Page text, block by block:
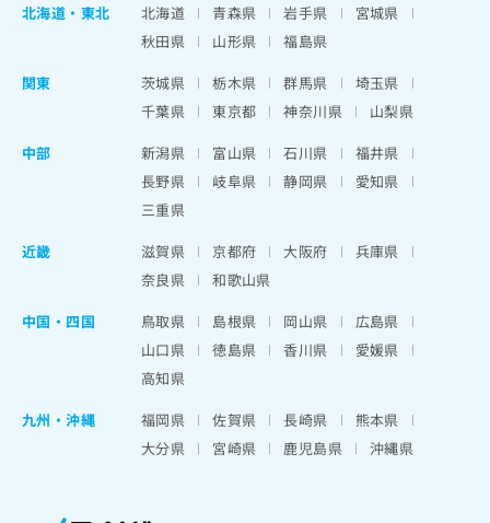
北海道 ・ 東北 北海道 青森県 岩手県
宮城県
秋田県
山形県
福島県
関東
茨城県 栃木県 群馬県
埼玉県
千葉県
東京都 神奈川県
山梨県
中部
新潟県 富山県 石川県
福井県
長野県
岐阜県 静岡県
愛知県
三重県
近畿
滋賀県 京都府 大阪府
兵庫県
奈良県
和歌山県
中国・四国
鳥取県 島根県 岡山県
広島県
山口県
徳島県 香川県
愛媛県
高知県
九州・沖縄
福岡県 佐賀県 長崎県
熊本県
大分県
宮崎県 鹿児島県 沖縄県